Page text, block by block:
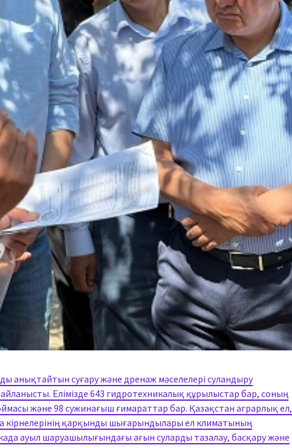
анықтайтын суғару және дренаж мәселелері суландыру
Елімізде 643 гидротехникалық құрылыстар бар, соның
және 98 сужинағыш ғимараттар бар. Қазақстан аграрлық ел,
кірнелерінің қарқынды шығарындылары ел климатының
ауыл шаруашылығындағы ағын суларды тазалау, басқару және